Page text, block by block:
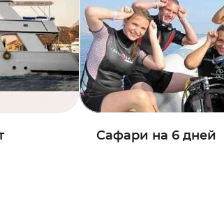
Сафари на 6 дней